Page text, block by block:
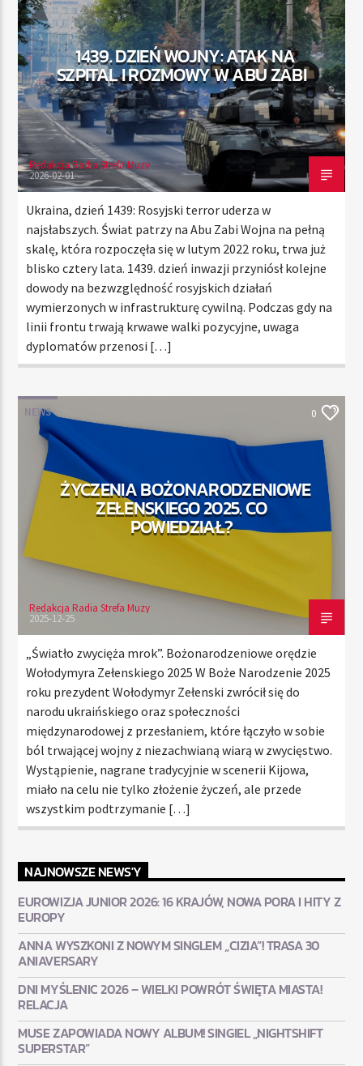
TERAZ
RADIO STREFA MUZY
00:00 21:00
Radio Strefa Muzy
1439. DZIEŃ WOJNY: ATAK NA
SZPITAL I ROZMOWY W ABU ZABI
Redakcja Radia Strefa Muzy
2026-02-01
Ukraina, dzień 1439: Rosyjski terror uderza w
najsłabszych. Świat patrzy na Abu Zabi Wojna na pełną
skalę, która rozpoczęła się w lutym 2022 roku, trwa już
blisko cztery lata. 1439. dzień inwazji przyniósł kolejne
dowody na bezwzględność rosyjskich działań
wymierzonych w infrastrukturę cywilną. Podczas gdy na
linii frontu trwają krwawe walki pozycyjne, uwaga
dyplomatów przenosi […]
NEWS 0
ŻYCZENIA BOŻONARODZENIOWE
ZEŁENSKIEGO 2025. CO
POWIEDZIAŁ?
Redakcja Radia Strefa Muzy
2025-12-25
„Światło zwycięża mrok”. Bożonarodzeniowe orędzie
Wołodymyra Zełenskiego 2025 W Boże Narodzenie 2025
roku prezydent Wołodymyr Zełenski zwrócił się do
narodu ukraińskiego oraz społeczności
międzynarodowej z przesłaniem, które łączyło w sobie
ból trwającej wojny z niezachwianą wiarą w zwycięstwo.
Wystąpienie, nagrane tradycyjnie w scenerii Kijowa,
miało na celu nie tylko złożenie życzeń, ale przede
wszystkim podtrzymanie […]
NAJNOWSZE NEWS'Y
EUROWIZJA JUNIOR 2026: 16 KRAJÓW, NOWA PORA I HITY Z
EUROPY
ANNA WYSZKONI Z NOWYM SINGLEM „CIZIA”! TRASA 30
ANIAVERSARY
DNI MYŚLENIC 2026 – WIELKI POWRÓT ŚWIĘTA MIASTA!
RELACJA
MUSE ZAPOWIADA NOWY ALBUM! SINGIEL „NIGHTSHIFT
SUPERSTAR”